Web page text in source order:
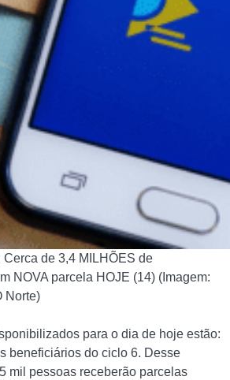
de 3,4 MILHÕES de
NOVA parcela HOJE (14) (Imagem:
Norte)
para o dia de hoje estão:
beneficiários do ciclo 6. Desse
mil pessoas receberão parcelas